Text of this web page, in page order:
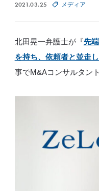
2021.03.25 メディア
北田晃一弁護士が『先
を持ち、依頼者と並走
事でM&Aコンサルタン